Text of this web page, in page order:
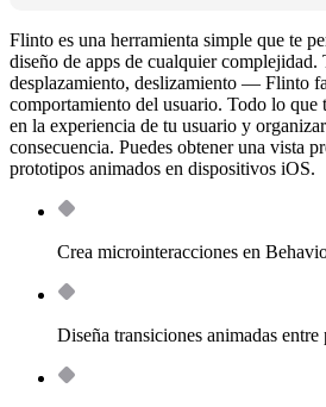
Flinto es una herramienta simple que te
diseño de apps de cualquier complejidad.
desplazamiento, deslizamiento — Flinto
comportamiento del usuario. Todo lo que
en la experiencia de tu usuario y
consecuencia. Puedes obtener una vista
prototipos animados en dispositivos iOS.
Crea microinteracciones en
Diseña transiciones animadas entre